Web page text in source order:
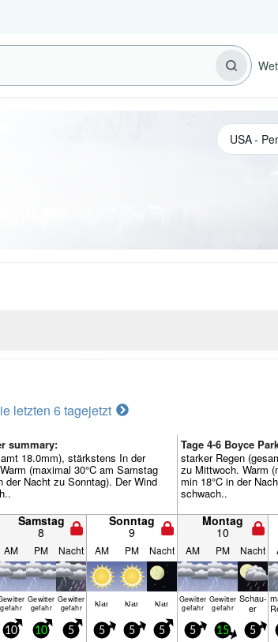
letzten 6 tagejetzt
summary:
18.0mm), stärkstens In der
(maximal 30°C am Samstag
der Nacht zu Sonntag). Der Wind
Tage 4-6 Boyce
starker Regen
zu Mittwoch. Warm
min 18°C in der
schwach..
Samstag
8
Sonntag
9
Montag
10
AM PM Nacht AM PM Nacht AM PM Nacht
gefahr
Gewitter
gefahr
Gewitter
gefahr
klar klar klar
Gewitter
gefahr
Gewitter
gefahr
Schau­
er
10 10 5 5 5 5 5 15 5